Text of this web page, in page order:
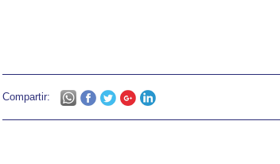
Compartir: